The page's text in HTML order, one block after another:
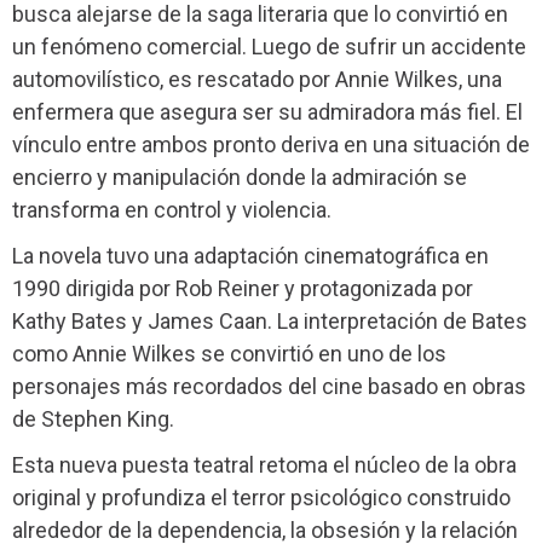
busca alejarse de la saga literaria que lo convirtió en
un fenómeno comercial. Luego de sufrir un accidente
automovilístico, es rescatado por Annie Wilkes, una
enfermera que asegura ser su admiradora más fiel. El
vínculo entre ambos pronto deriva en una situación de
encierro y manipulación donde la admiración se
transforma en control y violencia.
La novela tuvo una adaptación cinematográfica en
1990 dirigida por Rob Reiner y protagonizada por
Kathy Bates y James Caan. La interpretación de Bates
como Annie Wilkes se convirtió en uno de los
personajes más recordados del cine basado en obras
de Stephen King.
Esta nueva puesta teatral retoma el núcleo de la obra
original y profundiza el terror psicológico construido
alrededor de la dependencia, la obsesión y la relación